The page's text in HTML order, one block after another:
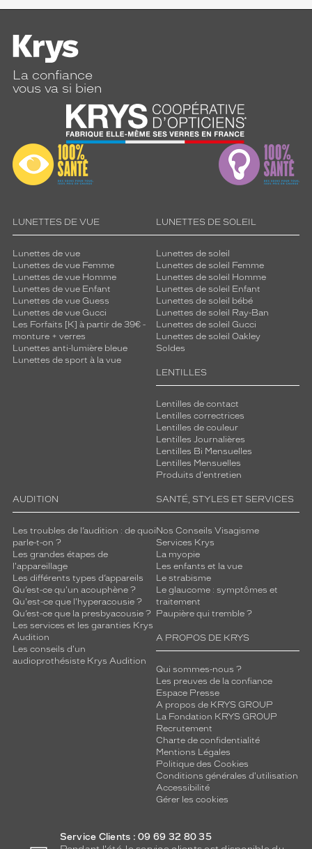
La confiance
vous va si bien
LUNETTES DE VUE
Lunettes de vue
Lunettes de vue Femme
Lunettes de vue Homme
Lunettes de vue Enfant
Lunettes de vue Guess
Lunettes de vue Gucci
Les Forfaits [K] à partir de 39€ -
monture + verres
Lunettes anti-lumière bleue
Lunettes de sport à la vue
LUNETTES DE SOLEIL
Lunettes de soleil
Lunettes de soleil Femme
Lunettes de soleil Homme
Lunettes de soleil Enfant
Lunettes de soleil bébé
Lunettes de soleil Ray-Ban
Lunettes de soleil Gucci
Lunettes de soleil Oakley
Soldes
LENTILLES
Lentilles de contact
Lentilles correctrices
Lentilles de couleur
Lentilles Journalières
Lentilles Bi Mensuelles
Lentilles Mensuelles
Produits d'entretien
AUDITION
Les troubles de l’audition : de quoi
parle-t-on ?
Les grandes étapes de
l'appareillage
Les différents types d’appareils
Qu’est-ce qu'un acouphène ?
Qu'est-ce que l'hyperacousie ?
Qu’est-ce que la presbyacousie ?
Les services et les garanties Krys
Audition
Les conseils d'un
audioprothésiste Krys Audition
SANTÉ, STYLES ET SERVICES
Nos Conseils Visagisme
Services Krys
La myopie
Les enfants et la vue
Le strabisme
Le glaucome : symptômes et
traitement
Paupière qui tremble ?
A PROPOS DE KRYS
Qui sommes-nous ?
Les preuves de la confiance
Espace Presse
A propos de KRYS GROUP
La Fondation KRYS GROUP
Recrutement
Charte de confidentialité
Mentions Légales
Politique des Cookies
Conditions générales d'utilisation
Accessibilité
Gérer les cookies
Service Clients : 09 69 32 80 35